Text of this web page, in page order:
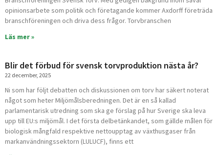
opinionsarbete som politik och företagande kommer Axdorff företräda
branschföreningen och driva dess frågor. Torvbranschen
Läs mer »
Blir det förbud för svensk torvproduktion nästa år?
22 december, 2025
Ni som har följt debatten och diskussionen om torv har säkert noterat
något som heter Miljömålsberedningen. Det är en så kallad
parlamentarisk utredning som ska ge förslag på hur Sverige ska leva
upp till EU:s miljömål. I det första delbetänkandet, som gällde målen för
biologisk mångfald respektive nettoupptag av växthusgaser från
markanvändningssektorn (LULUCF), finns ett